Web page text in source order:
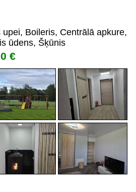
upei, Boileris, Centrālā apkure,
ūdens, Šķūnis
€